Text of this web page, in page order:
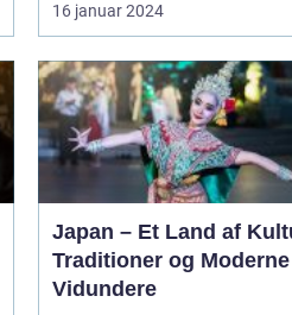
16 januar 2024
Japan – Et Land af
Traditioner og Moderne
Vidundere